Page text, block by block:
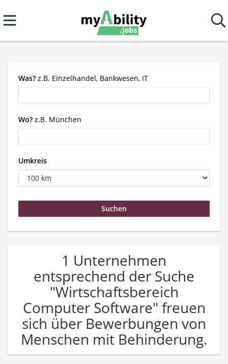
Was? z.B. Einzelhandel, Bankwesen, IT
Wo? z.B. München
Umkreis
1 Unternehmen
entsprechend der Suche
"Wirtschaftsbereich
Computer Software" freuen
sich über Bewerbungen von
Menschen mit Behinderung.